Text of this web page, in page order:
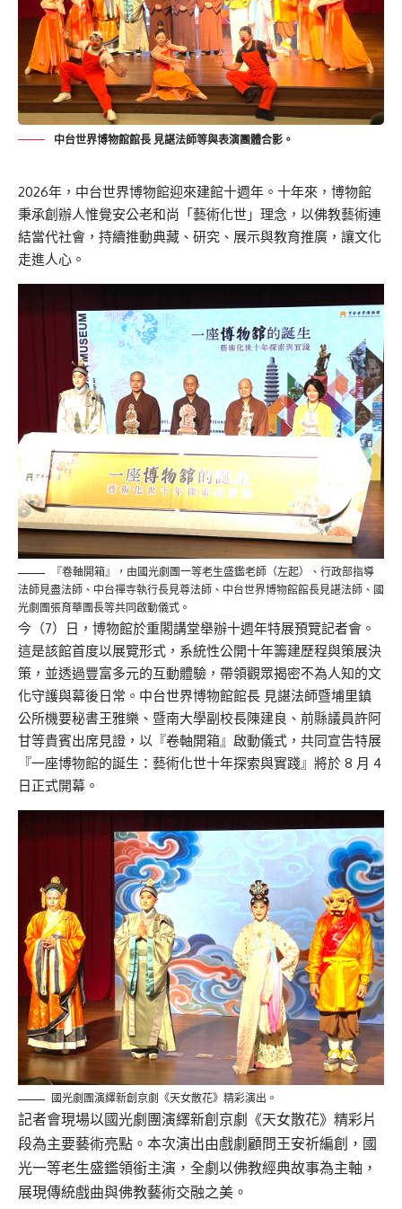
中台世界博物館館長 見諶法師等與表演團體合影。
2026年，中台世界博物館迎來建館十週年。十年來，博物館
秉承創辦人惟覺安公老和尚「藝術化世」理念，以佛教藝術連
結當代社會，持續推動典藏、研究、展示與教育推廣，讓文化
走進人心。
『卷軸開箱』，由國光劇團一等老生盛鑑老師（左起）、行政部指導
法師見盡法師、中台禪寺執行長見尊法師、中台世界博物館館長見諶法師、國
光劇團張育華團長等共同啟動儀式。
今（7）日，博物館於重閣講堂舉辦十週年特展預覽記者會。
這是該館首度以展覽形式，系統性公開十年籌建歷程與策展決
策，並透過豐富多元的互動體驗，帶領觀眾揭密不為人知的文
化守護與幕後日常。中台世界博物館館長 見諶法師暨埔里鎮
公所機要秘書王雅樂、暨南大學副校長陳建良、前縣議員許阿
甘等貴賓出席見證，以『卷軸開箱』啟動儀式，共同宣告特展
『一座博物館的誕生：藝術化世十年探索與實踐』將於 8 月 4
日正式開幕。
國光劇團演繹新創京劇《天女散花》精彩演出。
記者會現場以國光劇團演繹新創京劇《天女散花》精彩片
段為主要藝術亮點。本次演出由戲劇顧問王安祈編創，國
光一等老生盛鑑領銜主演，全劇以佛教經典故事為主軸，
展現傳統戲曲與佛教藝術交融之美。